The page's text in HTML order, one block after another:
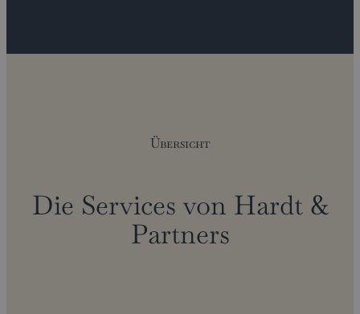
Übersicht
Die Services von Hardt &
Partners